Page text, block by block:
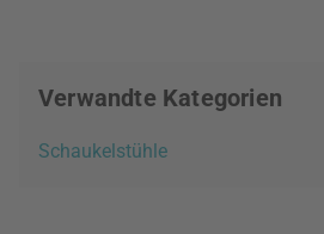
Verwandte Kategorien
Schaukelstühle